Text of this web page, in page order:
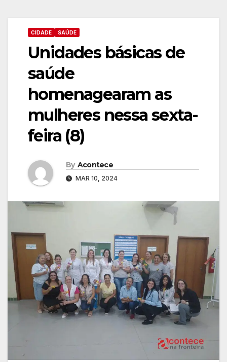
CIDADE SAÚDE
Unidades básicas de
saúde
homenagearam as
mulheres nessa sexta-
feira (8)
By Acontece
MAR 10, 2024